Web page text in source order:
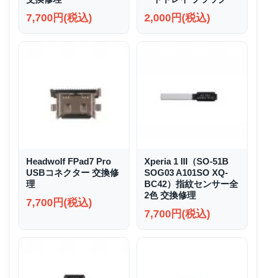
7,700円(税込) 2,000円(税込)
Headwolf FPad7 Pro
USBコネクター 交換修
理
7,700円(税込)
Xperia 1 III（SO-51B
SOG03 A101SO XQ-
BC42）指紋センサー全
2色 交換修理
7,700円(税込)